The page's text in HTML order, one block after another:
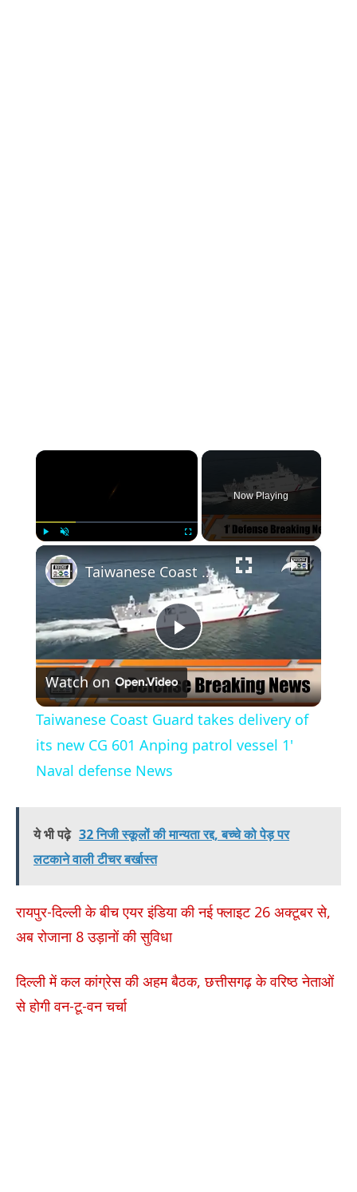
×
Now Playing
×
Play
Video
Taiwanese Coast Guard takes delivery of its new CG 601 Anping patrol vessel 1' Naval defense News
Watch on
Taiwanese Coast Guard takes delivery of
its new CG 601 Anping patrol vessel 1'
Naval defense News
ये भी पढ़े 32 निजी स्कूलों की मान्यता रद्द, बच्चे को पेड़ पर
लटकाने वाली टीचर बर्खास्त
रायपुर-दिल्ली के बीच एयर इंडिया की नई फ्लाइट 26 अक्टूबर से,
अब रोजाना 8 उड़ानों की सुविधा
दिल्ली में कल कांग्रेस की अहम बैठक, छत्तीसगढ़ के वरिष्ठ नेताओं
से होगी वन-टू-वन चर्चा